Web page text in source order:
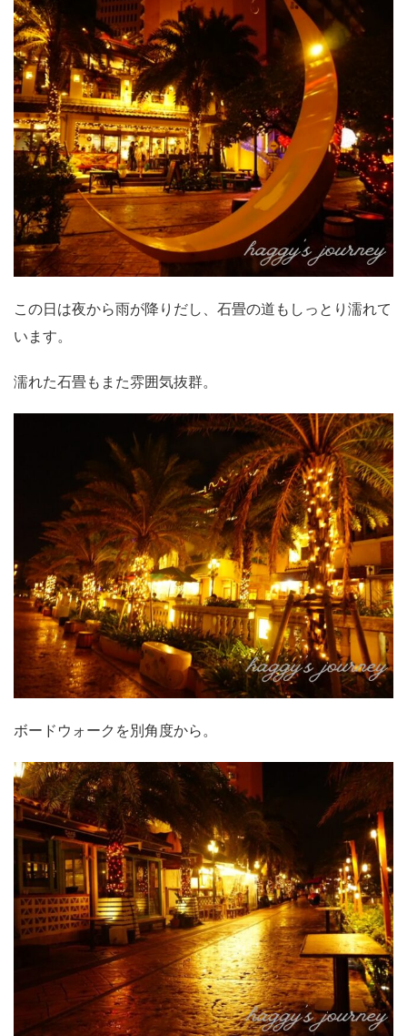
この日は夜から雨が降りだし、石畳の道もしっとり濡れて
います。
濡れた石畳もまた雰囲気抜群。
ボードウォークを別角度から。